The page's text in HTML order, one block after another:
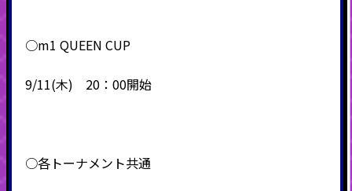
○m1 QUEEN CUP
9/11(木) 20：00開始
○各トーナメント共通